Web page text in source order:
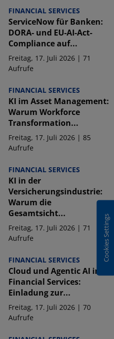
FINANCIAL SERVICES
ServiceNow für Banken:
DORA- und EU-AI-Act-
Compliance auf...
Freitag, 17. Juli 2026 | 71
Aufrufe
FINANCIAL SERVICES
KI im Asset Management:
Warum Workforce
Transformation...
Freitag, 17. Juli 2026 | 85
Aufrufe
FINANCIAL SERVICES
KI in der
Versicherungsindustrie:
Warum die
Gesamtsicht...
Freitag, 17. Juli 2026 | 71
Aufrufe
FINANCIAL SERVICES
Cloud und Agentic AI in
Financial Services:
Einladung zur...
Freitag, 17. Juli 2026 | 70
Aufrufe
Cookies Settings